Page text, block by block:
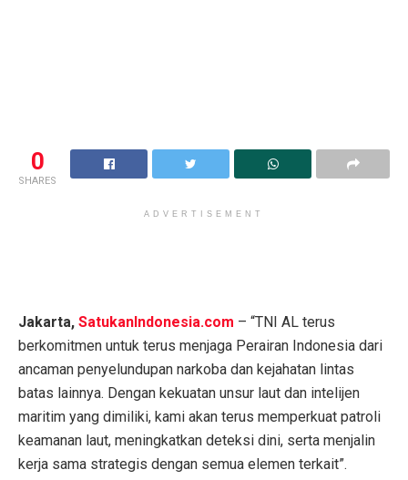
0
SHARES
ADVERTISEMENT
Jakarta, SatukanIndonesia.com – “TNI AL terus
berkomitmen untuk terus menjaga Perairan Indonesia dari
ancaman penyelundupan narkoba dan kejahatan lintas
batas lainnya. Dengan kekuatan unsur laut dan intelijen
maritim yang dimiliki, kami akan terus memperkuat patroli
keamanan laut, meningkatkan deteksi dini, serta menjalin
kerja sama strategis dengan semua elemen terkait”.